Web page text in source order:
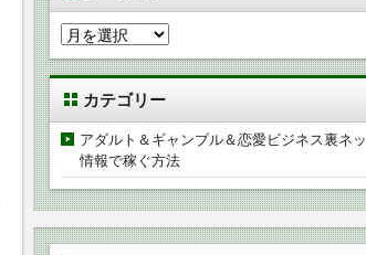
ア
ー
カ
イ
ブ
カテゴリー
アダルト＆ギャンブル＆恋愛ビジネス裏ネ
情報で稼ぐ方法